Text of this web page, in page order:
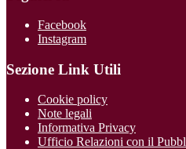
Facebook
Instagram
Sezione Link Utili
Cookie policy
Note legali
Informativa Privacy
Ufficio Relazioni con il